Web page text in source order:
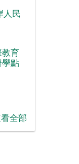
人民
育
點
全部